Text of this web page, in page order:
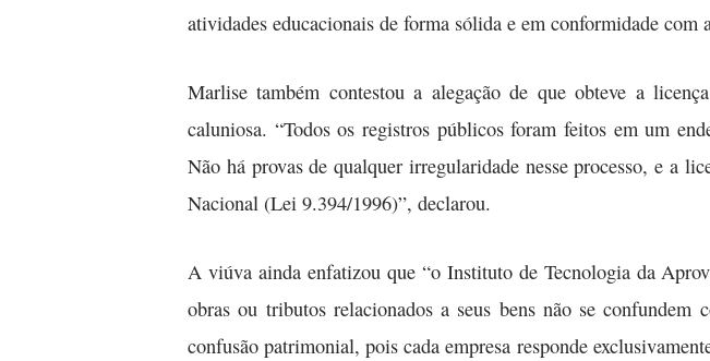
atividades educacionais de forma sólida e em conformidade com
Marlise também contestou a alegação de que obteve a
caluniosa. “Todos os registros públicos foram feitos em um
Não há provas de qualquer irregularidade nesse processo, e a
Nacional (Lei 9.394/1996)”, declarou.
A viúva ainda enfatizou que “o Instituto de Tecnologia da
obras ou tributos relacionados a seus bens não se
confusão patrimonial, pois cada empresa responde